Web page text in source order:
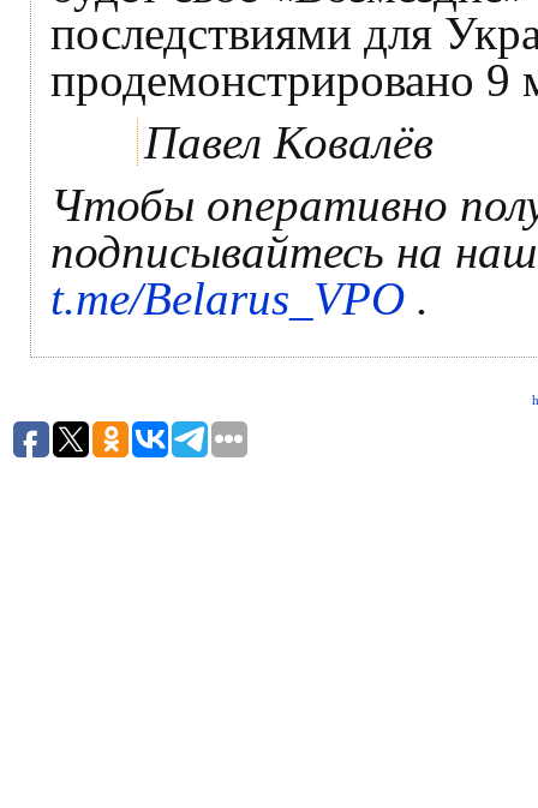
последствиями для
продемонстрировано 9
Павел Ковалёв
Чтобы оперативно
подписывайтесь на
t.me/Belarus_VPO .